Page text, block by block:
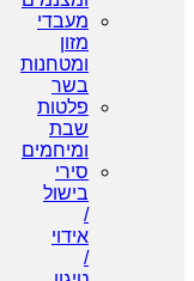
מעבדי
מזון
ומטחנות
בשר
פלטות
שבת
ומיחמים
סירי
בישול
/
אידוי
/